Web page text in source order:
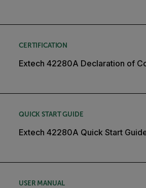
CERTIFICATION
Extech 42280A Declaration of
QUICK START GUIDE
Extech 42280A Quick Start
USER MANUAL